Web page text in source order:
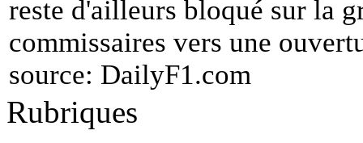
reste d'ailleurs bloqué sur la
commissaires vers une
source: DailyF1.com
Rubriques